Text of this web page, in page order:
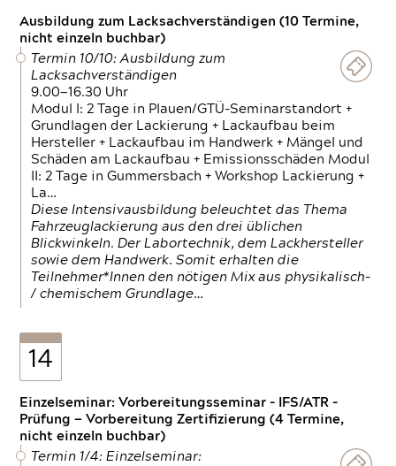
Ausbildung zum Lacksachverständigen (10 Termine,
nicht einzeln buchbar)
Termin 10/10: Ausbildung zum
Lacksachverständigen
9.00—16.30 Uhr
Modul I: 2 Tage in Plauen/GTÜ-Seminarstandort +
Grundlagen der Lackierung + Lackaufbau beim
Hersteller + Lackaufbau im Handwerk + Mängel und
Schäden am Lackaufbau + Emissionsschäden Modul
II: 2 Tage in Gummersbach + Workshop Lackierung +
La…
Diese Intensivausbildung beleuchtet das Thema
Fahrzeuglackierung aus den drei üblichen
Blickwinkeln. Der Labortechnik, dem Lackhersteller
sowie dem Handwerk. Somit erhalten die
Teilnehmer*Innen den nötigen Mix aus physikalisch-
/ chemischem Grundlage…
14
Einzelseminar: Vorbereitungsseminar - IFS/ATR -
Prüfung — Vorbereitung Zertifizierung (4 Termine,
nicht einzeln buchbar)
Termin 1/4: Einzelseminar: